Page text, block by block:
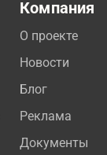
Компания
О проекте
Новости
Блог
Реклама
Документы